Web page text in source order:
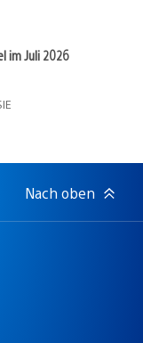
im Juli 2026
Nach oben